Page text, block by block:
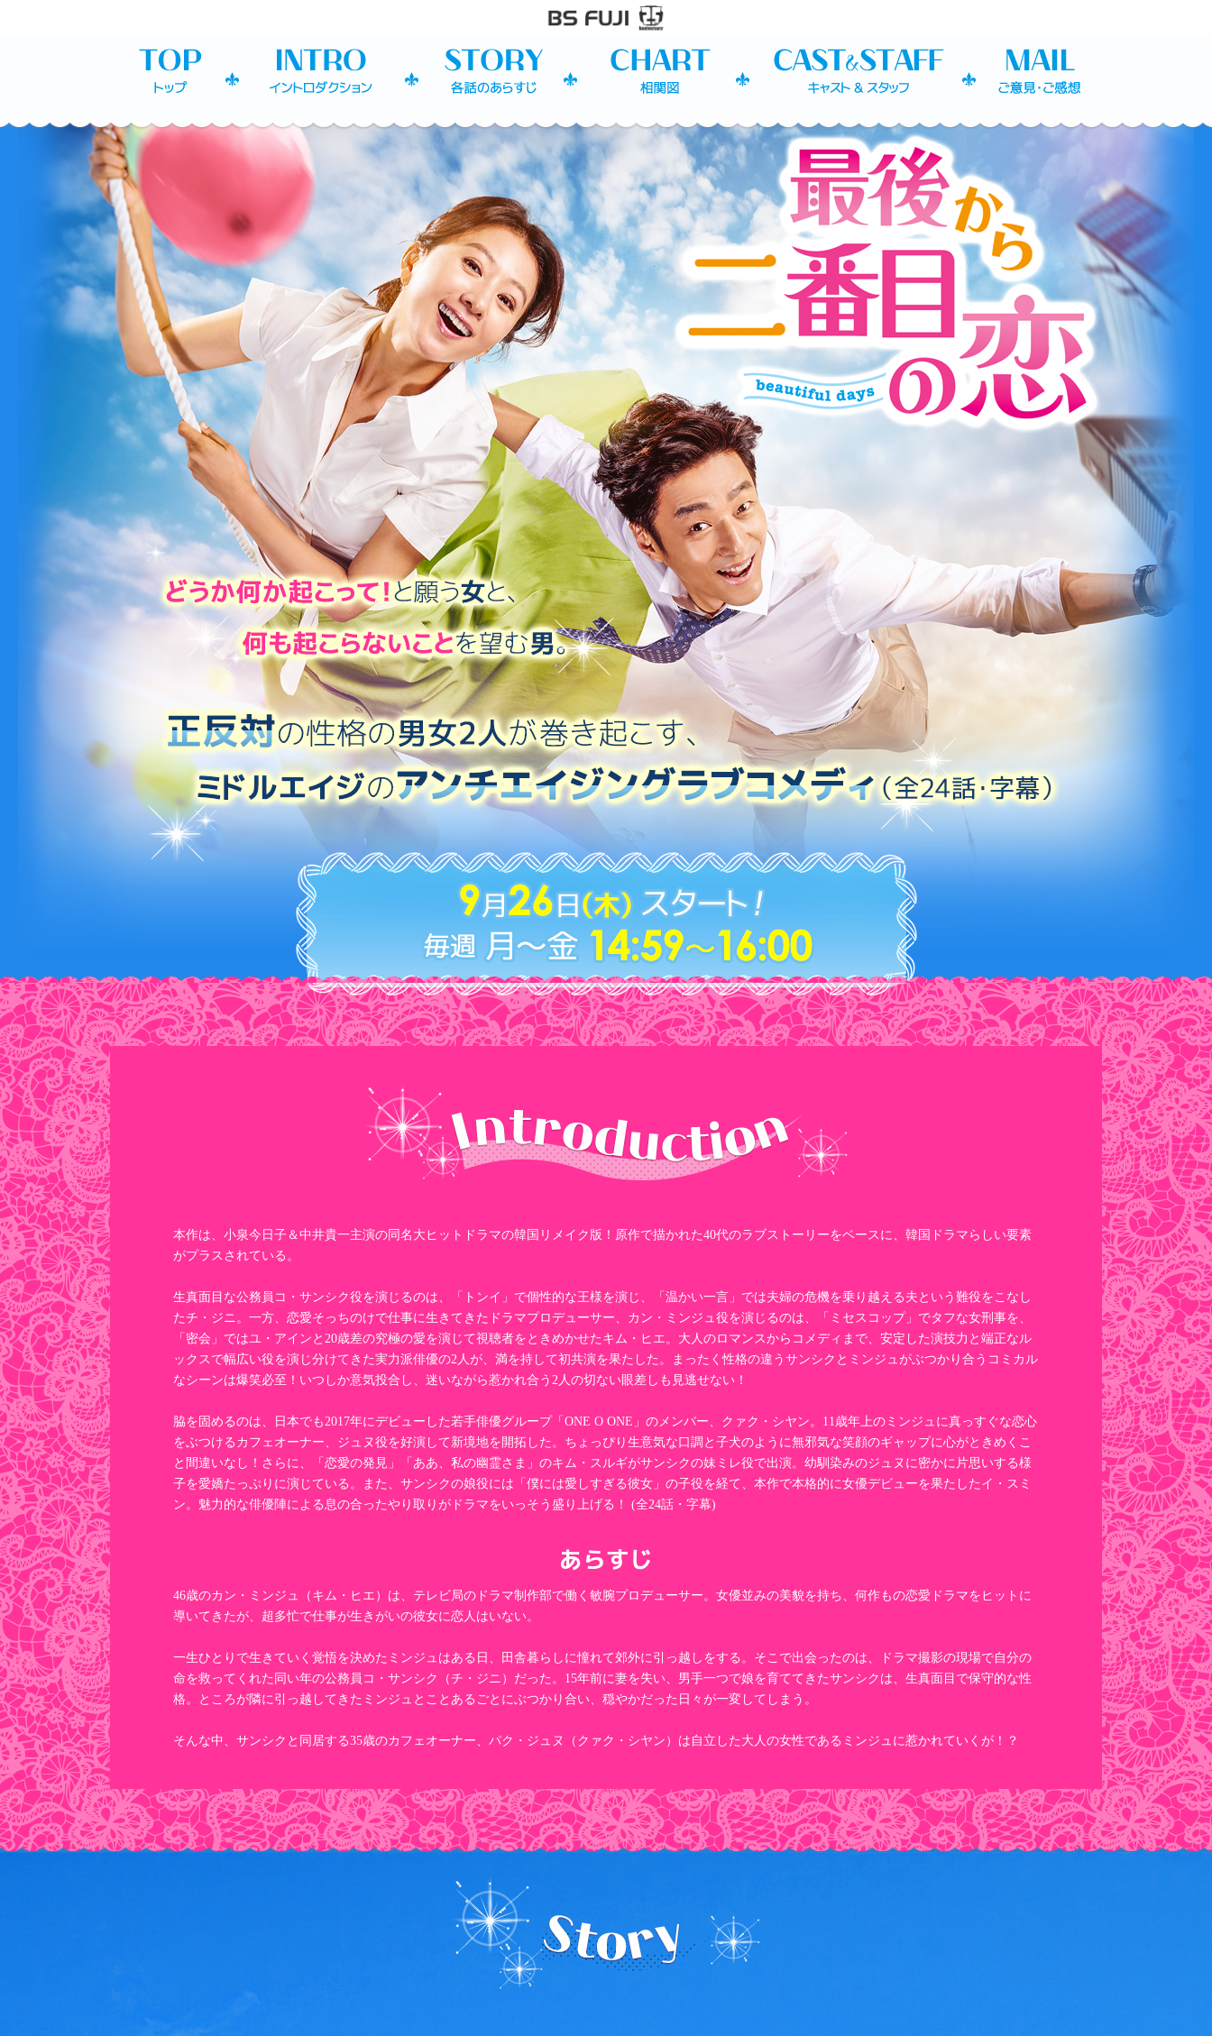
本作は、小泉今日子＆中井貴一主演の同名大ヒットドラマの韓国リメイク版！原作で描かれた40代のラブストーリーをベースに、韓国ドラマらしい要素
がプラスされている。
生真面目な公務員コ・サンシク役を演じるのは、「トンイ」で個性的な王様を演じ、「温かい一言」では夫婦の危機を乗り越える夫という難役をこなし
たチ・ジニ。一方、恋愛そっちのけで仕事に生きてきたドラマプロデューサー、カン・ミンジュ役を演じるのは、「ミセスコップ」でタフな女刑事を、
「密会」ではユ・アインと20歳差の究極の愛を演じて視聴者をときめかせたキム・ヒエ。大人のロマンスからコメディまで、安定した演技力と端正なル
ックスで幅広い役を演じ分けてきた実力派俳優の2人が、満を持して初共演を果たした。まったく性格の違うサンシクとミンジュがぶつかり合うコミカル
なシーンは爆笑必至！いつしか意気投合し、迷いながら惹かれ合う2人の切ない眼差しも見逃せない！
脇を固めるのは、日本でも2017年にデビューした若手俳優グループ「ONE O ONE」のメンバー、クァク・シヤン。11歳年上のミンジュに真っすぐな恋心
をぶつけるカフェオーナー、ジュヌ役を好演して新境地を開拓した。ちょっぴり生意気な口調と子犬のように無邪気な笑顔のギャップに心がときめくこ
と間違いなし！さらに、「恋愛の発見」「ああ、私の幽霊さま」のキム・スルギがサンシクの妹ミレ役で出演。幼馴染みのジュヌに密かに片思いする様
子を愛嬌たっぷりに演じている。また、サンシクの娘役には「僕には愛しすぎる彼女」の子役を経て、本作で本格的に女優デビューを果たしたイ・スミ
ン。魅力的な俳優陣による息の合ったやり取りがドラマをいっそう盛り上げる！ (全24話・字幕)
あらすじ
46歳のカン・ミンジュ（キム・ヒエ）は、テレビ局のドラマ制作部で働く敏腕プロデューサー。女優並みの美貌を持ち、何作もの恋愛ドラマをヒットに
導いてきたが、超多忙で仕事が生きがいの彼女に恋人はいない。
一生ひとりで生きていく覚悟を決めたミンジュはある日、田舎暮らしに憧れて郊外に引っ越しをする。そこで出会ったのは、ドラマ撮影の現場で自分の
命を救ってくれた同い年の公務員コ・サンシク（チ・ジニ）だった。15年前に妻を失い、男手一つで娘を育ててきたサンシクは、生真面目で保守的な性
格。ところが隣に引っ越してきたミンジュとことあるごとにぶつかり合い、穏やかだった日々が一変してしまう。
そんな中、サンシクと同居する35歳のカフェオーナー、パク・ジュヌ（クァク・シヤン）は自立した大人の女性であるミンジュに惹かれていくが！？